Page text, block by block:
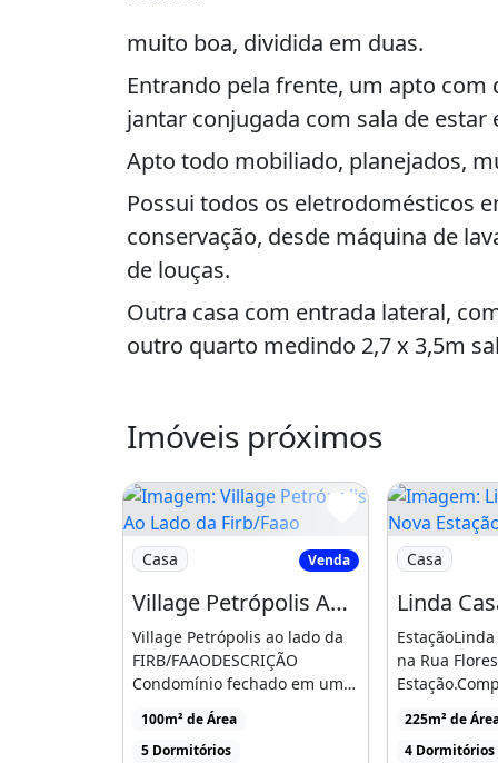
muito boa, dividida em duas.
Entrando pela frente, um apto com
jantar conjugada com sala de estar
Apto todo mobiliado, planejados,
Possui todos os eletrodomésticos
conservação, desde máquina de
de louças.
Outra casa com entrada lateral,
outro quarto medindo 2,7 x 3,5m
Banheiro com banheira de
Área de lazer medindo 10x 10m.
Com piscina de 6x 3m chuveiro
chuveiro elétrico,.
Despensa e área coberta com
Excelente para comemorações.
Muros altos.
Câmeras de segurança instaladas.
Bairro de excelente localização,
Imóveis próximos
Imagem: Village Petrópolis Ao Lado da Firb/
Casa Venda
Village Petrópolis Ao Lado da Firb/Faao
Village Petrópolis ao lado da
FIRB/FAAODESCRIÇÃO
Condomínio fechado em uma
excelente localização [...]
100m² de Área
5 Dormitórios
Imagem:
Casa
na Rua
com closet [...]
225m² de
4 Dormitórios